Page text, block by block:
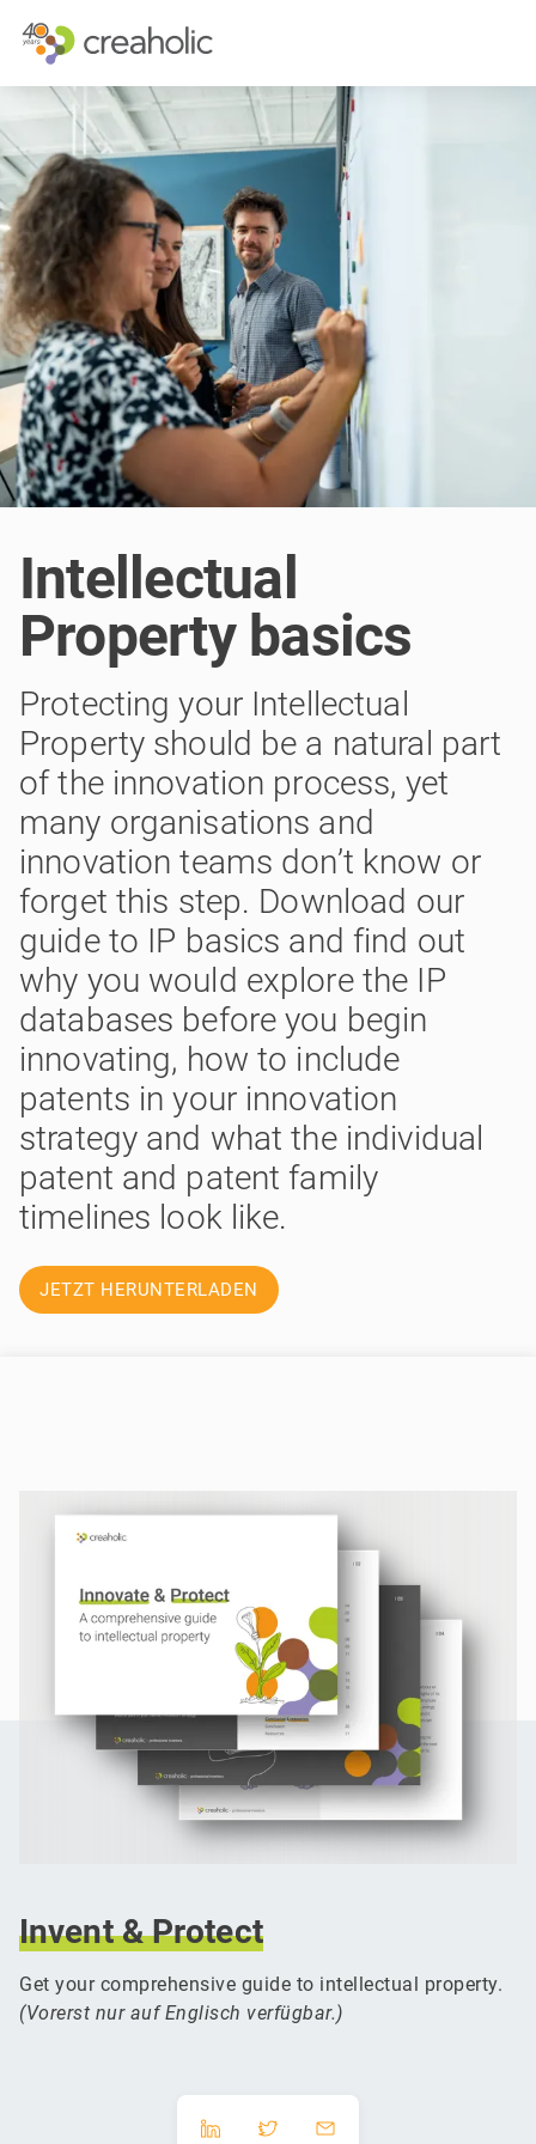
RELEVANCE
CHANGE
FUTURE PROOFING
Intellectual
Property basics
Protecting your Intellectual
Property should be a natural part
of the innovation process, yet
many organisations and
innovation teams don’t know or
forget this step. Download our
guide to IP basics and find out
why you would explore the IP
databases before you begin
innovating, how to include
patents in your innovation
strategy and what the individual
patent and patent family
timelines look like.
JETZT HERUNTERLADEN
Invent & Protect
Get your comprehensive guide to intellectual property.
(Vorerst nur auf Englisch verfügbar.)